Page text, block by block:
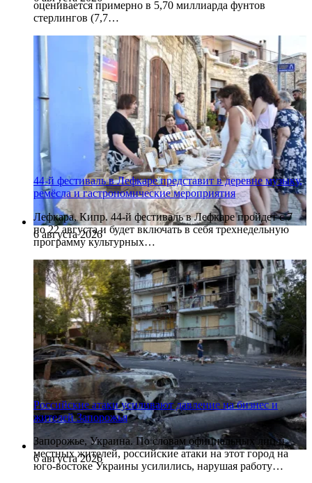
оценивается примерно в 5,70 миллиарда фунтов
стерлингов (7,7…
6 августа 2026
44-й фестиваль в Лефкаре представит в деревне музыку,
ремёсла и гастрономические мероприятия
Лефкара, Кипр. 44-й фестиваль в Лефкаре пройдет с 7
по 22 августа и будет включать в себя трехнедельную
программу культурных…
6 августа 2026
Российские атаки усиливают давление на бизнес и
жителей Запорожья
Запорожье, Украина. По словам официальных лиц и
местных жителей, российские атаки на этот город на
юго-востоке Украины усилились, нарушая работу…